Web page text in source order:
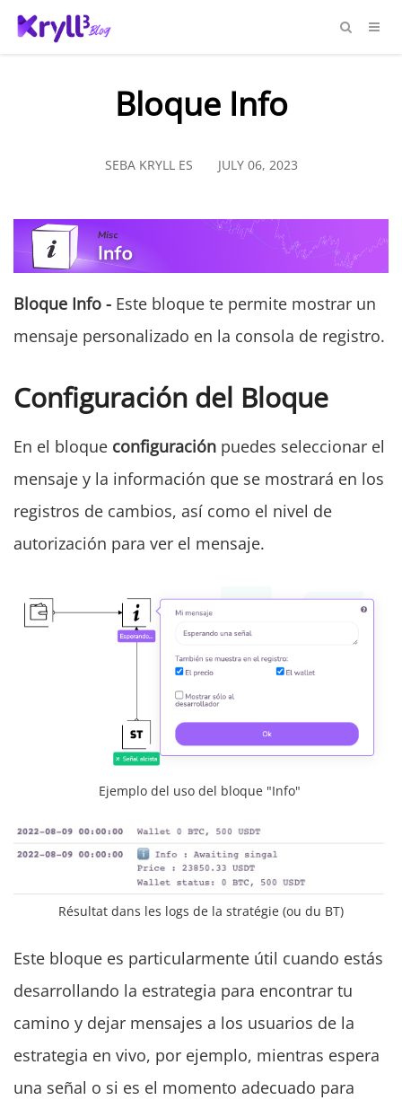
Bloque Info
SEBA KRYLL ES JULY 06, 2023
Bloque Info - Este bloque te permite mostrar un
mensaje personalizado en la consola de registro.
Configuración del Bloque
En el bloque configuración puedes seleccionar el
mensaje y la información que se mostrará en los
registros de cambios, así como el nivel de
autorización para ver el mensaje.
Ejemplo del uso del bloque "Info"
Résultat dans les logs de la stratégie (ou du BT)
Este bloque es particularmente útil cuando estás
desarrollando la estrategia para encontrar tu
camino y dejar mensajes a los usuarios de la
estrategia en vivo, por ejemplo, mientras espera
una señal o si es el momento adecuado para